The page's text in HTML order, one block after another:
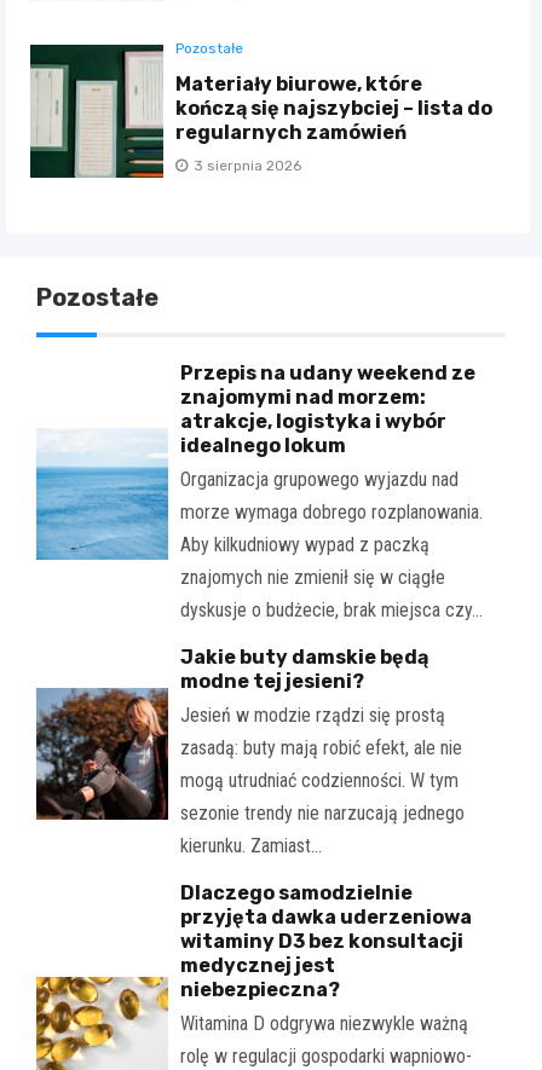
Pozostałe
Materiały biurowe, które
kończą się najszybciej – lista do
regularnych zamówień
3 sierpnia 2026
Pozostałe
Przepis na udany weekend ze
znajomymi nad morzem:
atrakcje, logistyka i wybór
idealnego lokum
Organizacja grupowego wyjazdu nad
morze wymaga dobrego rozplanowania.
Aby kilkudniowy wypad z paczką
znajomych nie zmienił się w ciągłe
dyskusje o budżecie, brak miejsca czy…
Jakie buty damskie będą
modne tej jesieni?
Jesień w modzie rządzi się prostą
zasadą: buty mają robić efekt, ale nie
mogą utrudniać codzienności. W tym
sezonie trendy nie narzucają jednego
kierunku. Zamiast…
Dlaczego samodzielnie
przyjęta dawka uderzeniowa
witaminy D3 bez konsultacji
medycznej jest
niebezpieczna?
Witamina D odgrywa niezwykle ważną
rolę w regulacji gospodarki wapniowo-